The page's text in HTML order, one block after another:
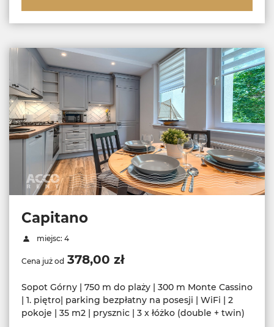
Capitano
miejsc: 4
Cena już od 378,00 zł
Sopot Górny | 750 m do plaży | 300 m Monte Cassino
| 1. piętro| parking bezpłatny na posesji | WiFi | 2
pokoje | 35 m2 | prysznic | 3 x łóżko (double + twin)